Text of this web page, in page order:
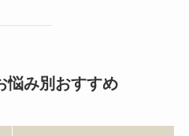
悩み別おすすめ